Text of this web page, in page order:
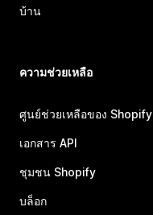
บ้าน
ความช่วยเหลือ
ศูนย์ช่วยเหลือของ Shopify
เอกสาร API
ชุมชน Shopify
บล็อก